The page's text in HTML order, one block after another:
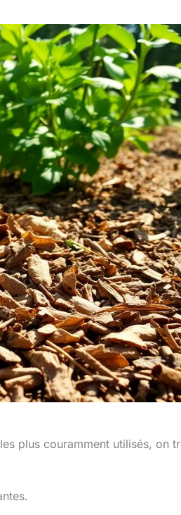
plus couramment utilisés, on